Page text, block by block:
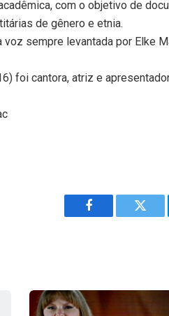
com o objetivo de
de gênero e etnia.
voz sempre levantada por Elke
foi cantora, atriz e
Facebook